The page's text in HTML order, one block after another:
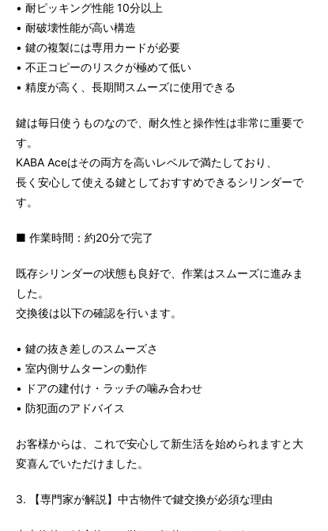
• 耐ピッキング性能 10分以上
• 耐破壊性能が高い構造
• 鍵の複製には専用カードが必要
• 不正コピーのリスクが極めて低い
• 精度が高く、長期間スムーズに使用できる
鍵は毎日使うものなので、耐久性と操作性は非常に重要で
す。
KABA Aceはその両方を高いレベルで満たしており、
長く安心して使える鍵としておすすめできるシリンダーで
す。
■ 作業時間：約20分で完了
既存シリンダーの状態も良好で、作業はスムーズに進みま
した。
交換後は以下の確認を行います。
• 鍵の抜き差しのスムーズさ
• 室内側サムターンの動作
• ドアの建付け・ラッチの噛み合わせ
• 防犯面のアドバイス
お客様からは、これで安心して新生活を始められますと大
変喜んでいただけました。
3. 【専門家が解説】中古物件で鍵交換が必須な理由